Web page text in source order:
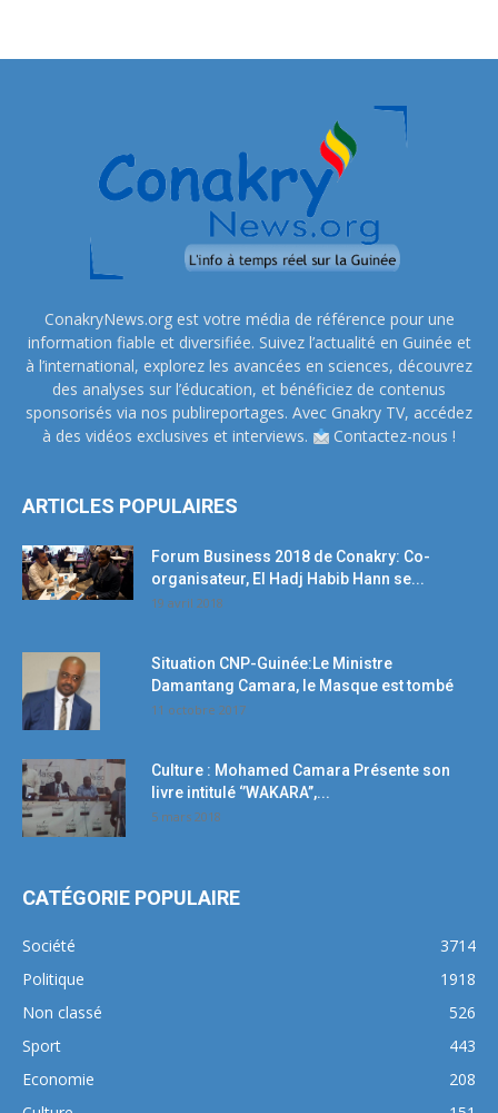
ConakryNews.org est votre média de référence pour une
information fiable et diversifiée. Suivez l’actualité en Guinée et
à l’international, explorez les avancées en sciences, découvrez
des analyses sur l’éducation, et bénéficiez de contenus
sponsorisés via nos publireportages. Avec Gnakry TV, accédez
à des vidéos exclusives et interviews.
Contactez-nous !
ARTICLES POPULAIRES
Forum Business 2018 de Conakry: Co-
organisateur, El Hadj Habib Hann se...
19 avril 2018
Situation CNP-Guinée:Le Ministre
Damantang Camara, le Masque est tombé
11 octobre 2017
Culture : Mohamed Camara Présente son
livre intitulé ‘’WAKARA’’,...
5 mars 2018
CATÉGORIE POPULAIRE
Société
3714
Politique
1918
Non classé
526
Sport
443
Economie
208